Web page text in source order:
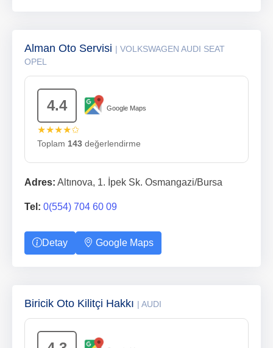
Alman Oto Servisi | VOLKSWAGEN AUDI SEAT
OPEL
4.4 Google Maps
★★★★✩
Toplam 143 değerlendirme
Adres: Altınova, 1. İpek Sk. Osmangazi/Bursa
Tel: 0(554) 704 60 09
Detay Google Maps
Biricik Oto Kilitçi Hakkı | AUDI